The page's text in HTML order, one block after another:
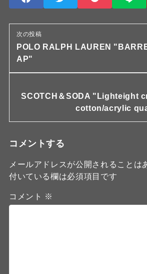
次の投稿
POLO RALPH LAUREN
AP"
SCOTCH＆SODA "Lighteight
cotton/acrylic
コメントする
メールアドレスが公開されることは
付いている欄は必須項目です
コメント ※